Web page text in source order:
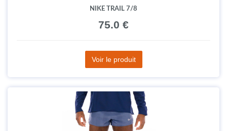
NIKE TRAIL 7/8
75.0 €
Voir le produit